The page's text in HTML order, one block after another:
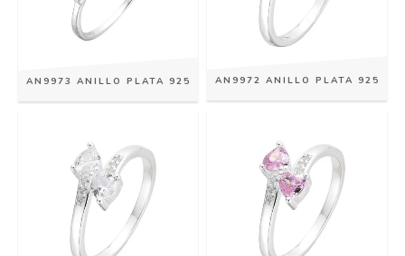
AN9973 ANILLO PLATA 925 AN9972 ANILLO PLATA 925